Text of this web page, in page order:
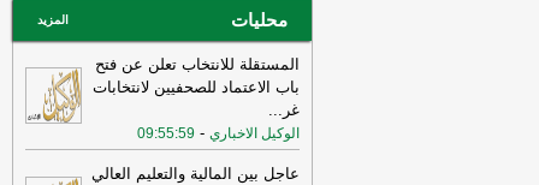
عاجل الإلكترونية
محليات المزيد
المستقلة للانتخاب تعلن عن فتح
باب الاعتماد للصحفيين لانتخابات
غر ...
الوكيل الاخباري -
09:55:59
عاجل بين المالية والتعليم العالي